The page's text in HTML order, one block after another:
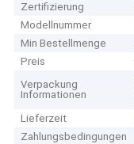
Zertifizierung
Modellnummer
Min Bestellmenge
Preis
Verpackung
Informationen
Lieferzeit
Zahlungsbedingungen